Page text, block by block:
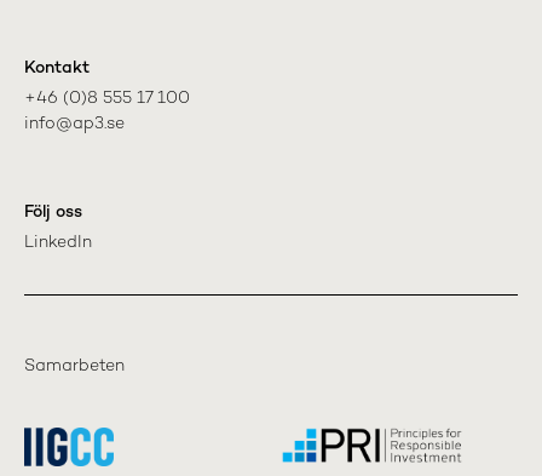
Kontakt
+46 (0)8 555 17 100
info@ap3.se
Följ oss
LinkedIn
Samarbeten